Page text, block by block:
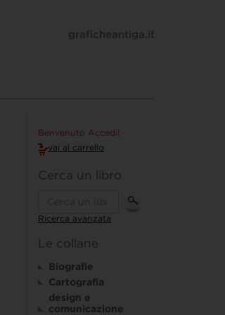
graficheantiga.it
Benvenuto Accedi!
vai al carrello
Cerca un libro
Ricerca avanzata
Le collane
Biografie
Cartografia
design e
comunicazione